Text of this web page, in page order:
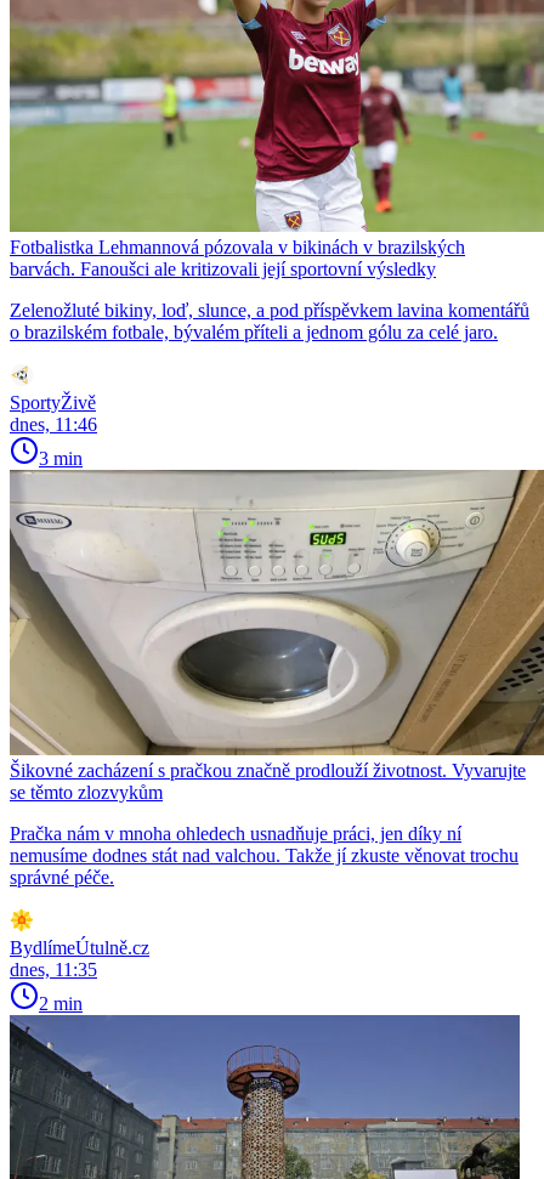
Fotbalistka Lehmannová pózovala v bikinách v brazilských
barvách. Fanoušci ale kritizovali její sportovní výsledky
Zelenožluté bikiny, loď, slunce, a pod příspěvkem lavina komentářů
o brazilském fotbale, bývalém příteli a jednom gólu za celé jaro.
SportyŽivě
dnes, 11:46
3 min
Šikovné zacházení s pračkou značně prodlouží životnost. Vyvarujte
se těmto zlozvykům
Pračka nám v mnoha ohledech usnadňuje práci, jen díky ní
nemusíme dodnes stát nad valchou. Takže jí zkuste věnovat trochu
správné péče.
BydlímeÚtulně.cz
dnes, 11:35
2 min